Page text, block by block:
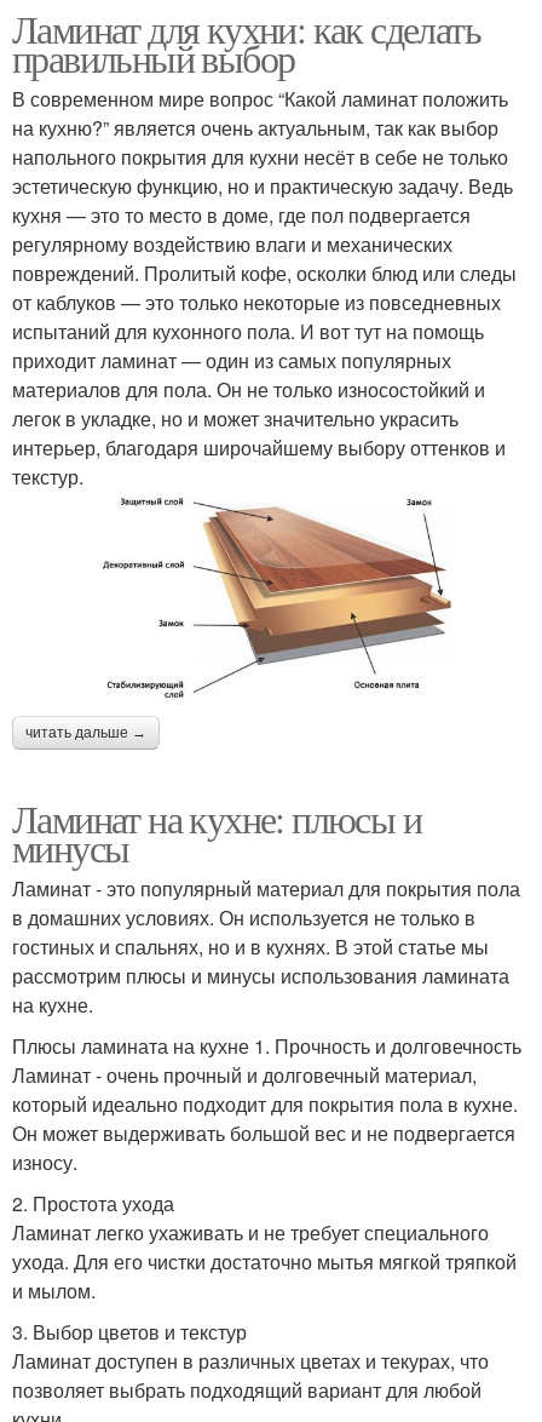
Ламинат для кухни: как сделать
правильный выбор
В современном мире вопрос “Какой ламинат положить
на кухню?” является очень актуальным, так как выбор
напольного покрытия для кухни несёт в себе не только
эстетическую функцию, но и практическую задачу. Ведь
кухня — это то место в доме, где пол подвергается
регулярному воздействию влаги и механических
повреждений. Пролитый кофе, осколки блюд или следы
от каблуков — это только некоторые из повседневных
испытаний для кухонного пола. И вот тут на помощь
приходит ламинат — один из самых популярных
материалов для пола. Он не только износостойкий и
легок в укладке, но и может значительно украсить
интерьер, благодаря широчайшему выбору оттенков и
текстур.
читать дальше →
Ламинат на кухне: плюсы и
минусы
Ламинат - это популярный материал для покрытия пола
в домашних условиях. Он используется не только в
гостиных и спальнях, но и в кухнях. В этой статье мы
рассмотрим плюсы и минусы использования ламината
на кухне.
Плюсы ламината на кухне 1. Прочность и долговечность
Ламинат - очень прочный и долговечный материал,
который идеально подходит для покрытия пола в кухне.
Он может выдерживать большой вес и не подвергается
износу.
2. Простота ухода
Ламинат легко ухаживать и не требует специального
ухода. Для его чистки достаточно мытья мягкой тряпкой
и мылом.
3. Выбор цветов и текстур
Ламинат доступен в различных цветах и текурах, что
позволяет выбрать подходящий вариант для любой